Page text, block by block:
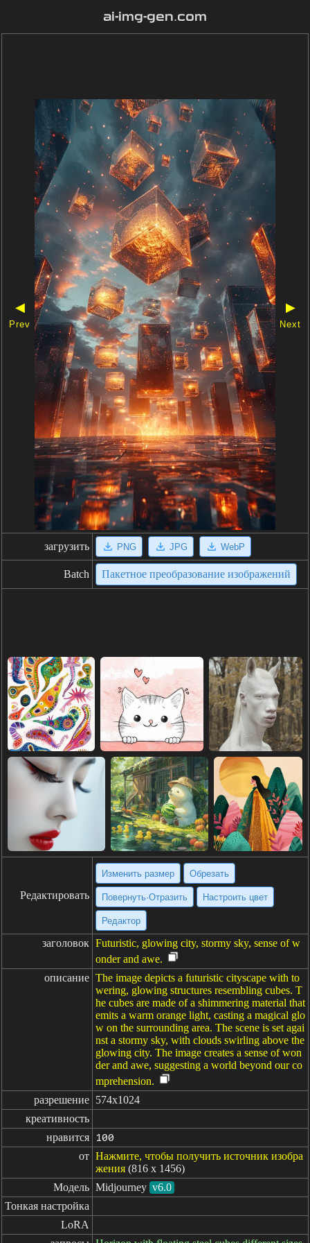
ai-img-gen.com
◀
Prev
▶
Next
загрузить PNG JPG WebP
Batch Пакетное преобразование изображений
Редактировать
Изменить размер Обрезать
Повернуть·Отразить Настроить цвет
Редактор
заголовок Futuristic, glowing city, stormy sky, sense of w
onder and awe.
описание The image depicts a futuristic cityscape with to
wering, glowing structures resembling cubes. T
he cubes are made of a shimmering material that
emits a warm orange light, casting a magical glo
w on the surrounding area. The scene is set agai
nst a stormy sky, with clouds swirling above the
glowing city. The image creates a sense of won
der and awe, suggesting a world beyond our co
mprehension.
разрешение 574x1024
креативность
нравится
100
от Нажмите, чтобы получить источник изобра
жения (816 x 1456)
Модель Midjourney v6.0
Тонкая настройка
LoRA